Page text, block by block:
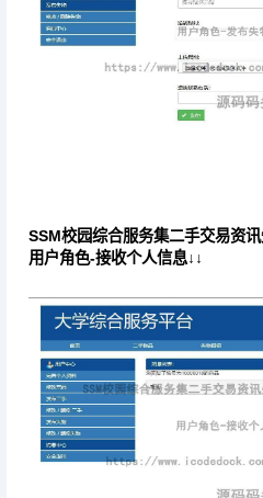
SSM校园综合服务集二手交易资
用户角色-接收个人信息↓↓